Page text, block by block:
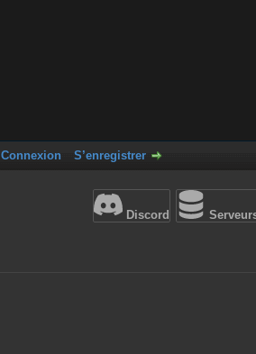
Connexion S’enregistrer
Discord